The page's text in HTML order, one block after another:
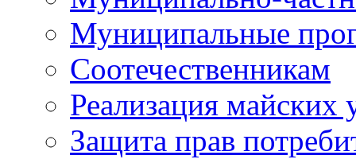
Муниципальные
Соотечественникам
Реализация майских
Защита прав